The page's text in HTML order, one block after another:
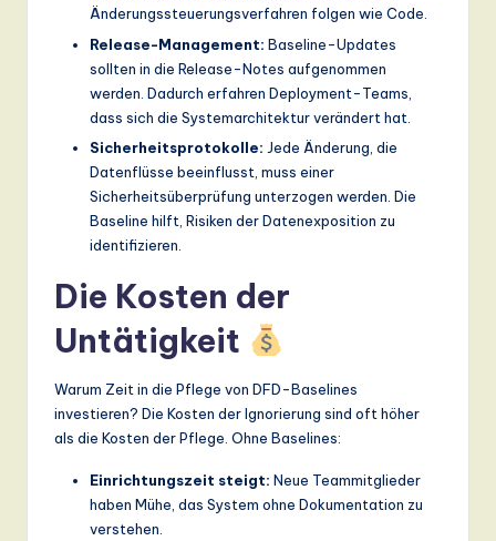
Änderungssteuerungsverfahren folgen wie Code.
Release-Management: Baseline-Updates
sollten in die Release-Notes aufgenommen
werden. Dadurch erfahren Deployment-Teams,
dass sich die Systemarchitektur verändert hat.
Sicherheitsprotokolle: Jede Änderung, die
Datenflüsse beeinflusst, muss einer
Sicherheitsüberprüfung unterzogen werden. Die
Baseline hilft, Risiken der Datenexposition zu
identifizieren.
Die Kosten der
Untätigkeit
Warum Zeit in die Pflege von DFD-Baselines
investieren? Die Kosten der Ignorierung sind oft höher
als die Kosten der Pflege. Ohne Baselines:
Einrichtungszeit steigt: Neue Teammitglieder
haben Mühe, das System ohne Dokumentation zu
verstehen.